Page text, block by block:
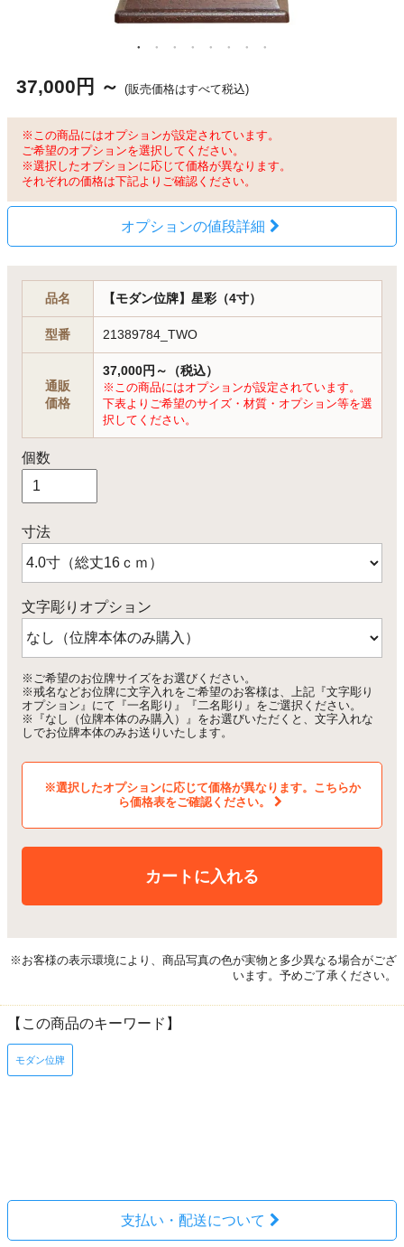
37,000円 ～ (販売価格はすべて税込)
※この商品にはオプションが設定されています。
ご希望のオプションを選択してください。
※選択したオプションに応じて価格が異なります。
それぞれの価格は下記よりご確認ください。
オプションの値段詳細
品名 【モダン位牌】星彩（4寸）
型番 21389784_TWO
通販
価格
37,000円～（税込）
※この商品にはオプションが設定されています。
下表よりご希望のサイズ・材質・オプション等を選
択してください。
個数
寸法
文字彫りオプション
※ご希望のお位牌サイズをお選びください。
※戒名などお位牌に文字入れをご希望のお客様は、上記『文字彫り
オプション』にて『一名彫り』『二名彫り』をご選択ください。
※『なし（位牌本体のみ購入）』をお選びいただくと、文字入れな
しでお位牌本体のみお送りいたします。
※選択したオプションに応じて価格が異なります。こちらか
ら価格表をご確認ください。
カートに入れる
※お客様の表示環境により、商品写真の色が実物と多少異なる場合がござ
います。予めご了承ください。
【この商品のキーワード】
モダン位牌
支払い・配送について